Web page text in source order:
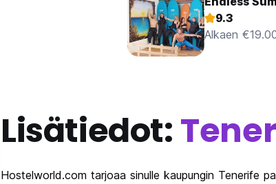
9.3
Alkaen
Lisätiedot:
Hostelworld.com tarjoaa sinulle kaupungin Tenerife